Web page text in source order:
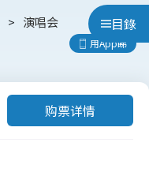
目錄
演唱会
用App睇
购票详情